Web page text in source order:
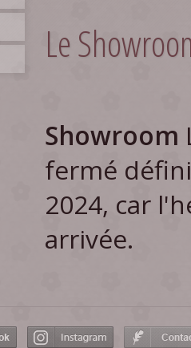
Le
Showroom
fermé
2024, car
arrivée.